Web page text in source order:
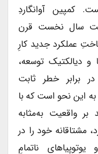
کمپین آوانگاردِ
سال نخست قرن
عملکرد جدید کارِ
دیالکتیک توسعه،
برابر خطر ثابت
این نحو است که با
واقعیت به‌مثابه
خود را در
ناتمامِ